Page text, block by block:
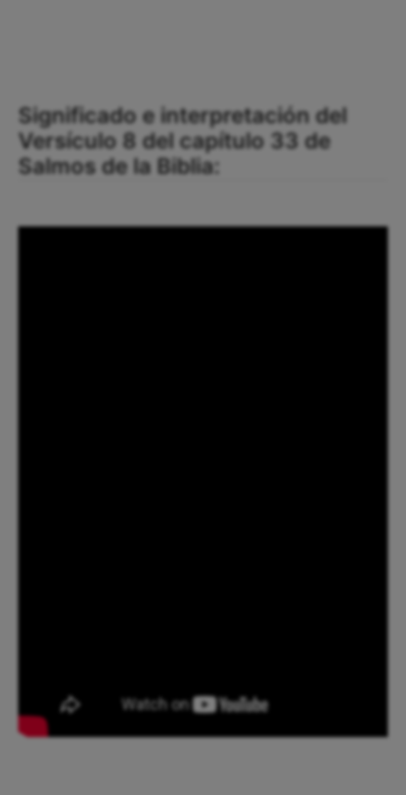
Significado e interpretación del
Versículo 8 del capítulo 33 de
Salmos de la Biblia: